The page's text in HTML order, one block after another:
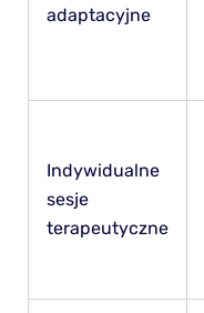
adaptacyjne
Indywidualne
sesje
terapeutyczne